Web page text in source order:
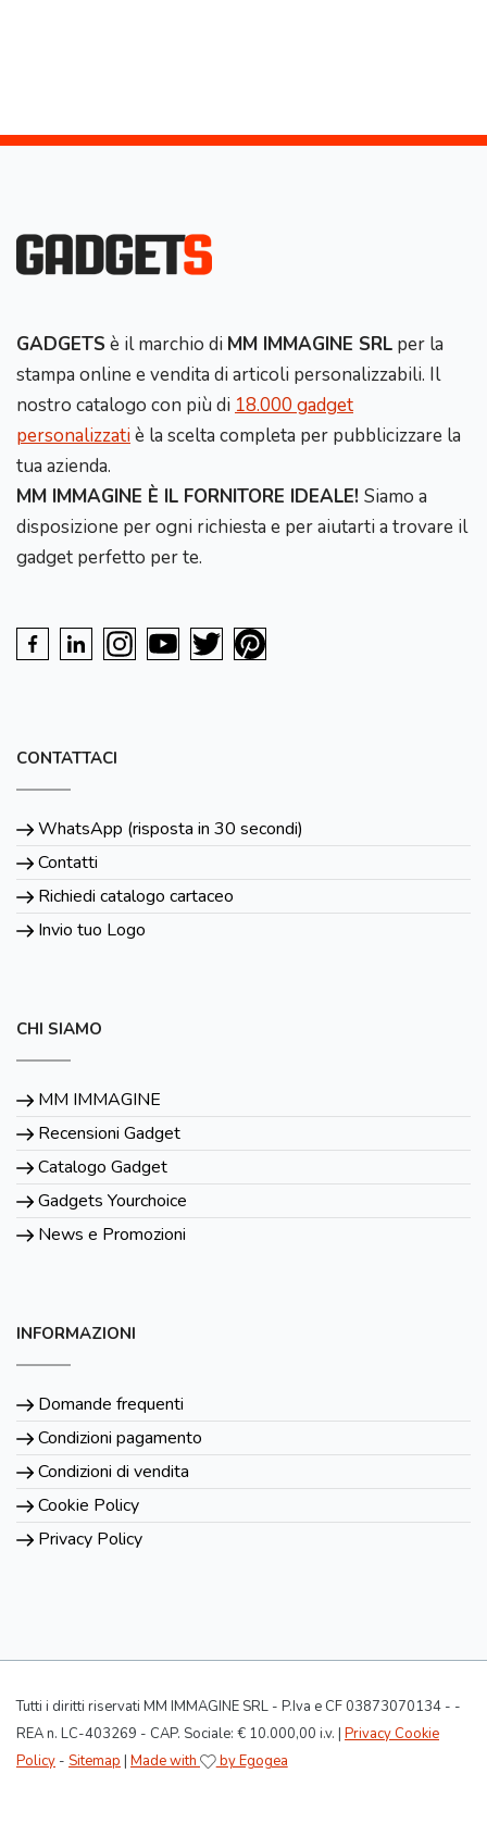
GADGETS è il marchio di MM IMMAGINE SRL per la
stampa online e vendita di articoli personalizzabili. Il
nostro catalogo con più di 18.000 gadget
personalizzatiè la scelta completa per pubblicizzare la
tua azienda.
MM IMMAGINE È IL FORNITORE IDEALE! Siamo a
disposizione per ogni richiesta e per aiutarti a trovare il
gadget perfetto per te.
CONTATTACI
WhatsApp (risposta in 30 secondi)
Contatti
Richiedi catalogo cartaceo
Invio tuo Logo
CHI SIAMO
MM IMMAGINE
Recensioni Gadget
Catalogo Gadget
Gadgets Yourchoice
News e Promozioni
INFORMAZIONI
Domande frequenti
Condizioni pagamento
Condizioni di vendita
Cookie Policy
Privacy Policy
Tutti i diritti riservati MM IMMAGINE SRL - P.Iva e CF 03873070134 - -
REA n. LC-403269 - CAP. Sociale: € 10.000,00 i.v. | Privacy Cookie
Policy - Sitemap | Made with by Egogea